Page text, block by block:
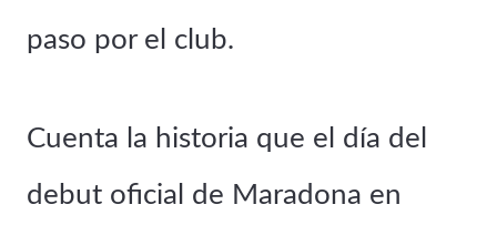
paso por el club.
Cuenta la historia que el día del
debut oficial de Maradona en